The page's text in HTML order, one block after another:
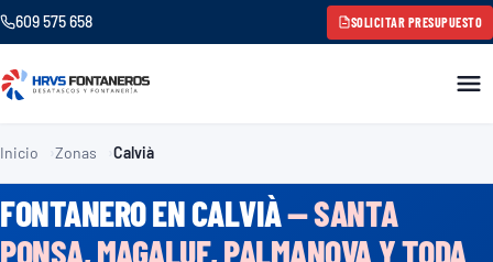
609 575 658 SOLICITAR PRESUPUESTO
Inicio Zonas Calvià
FONTANERO EN CALVIÀ— SANTA
PONSA, MAGALUF, PALMANOVA Y TODA